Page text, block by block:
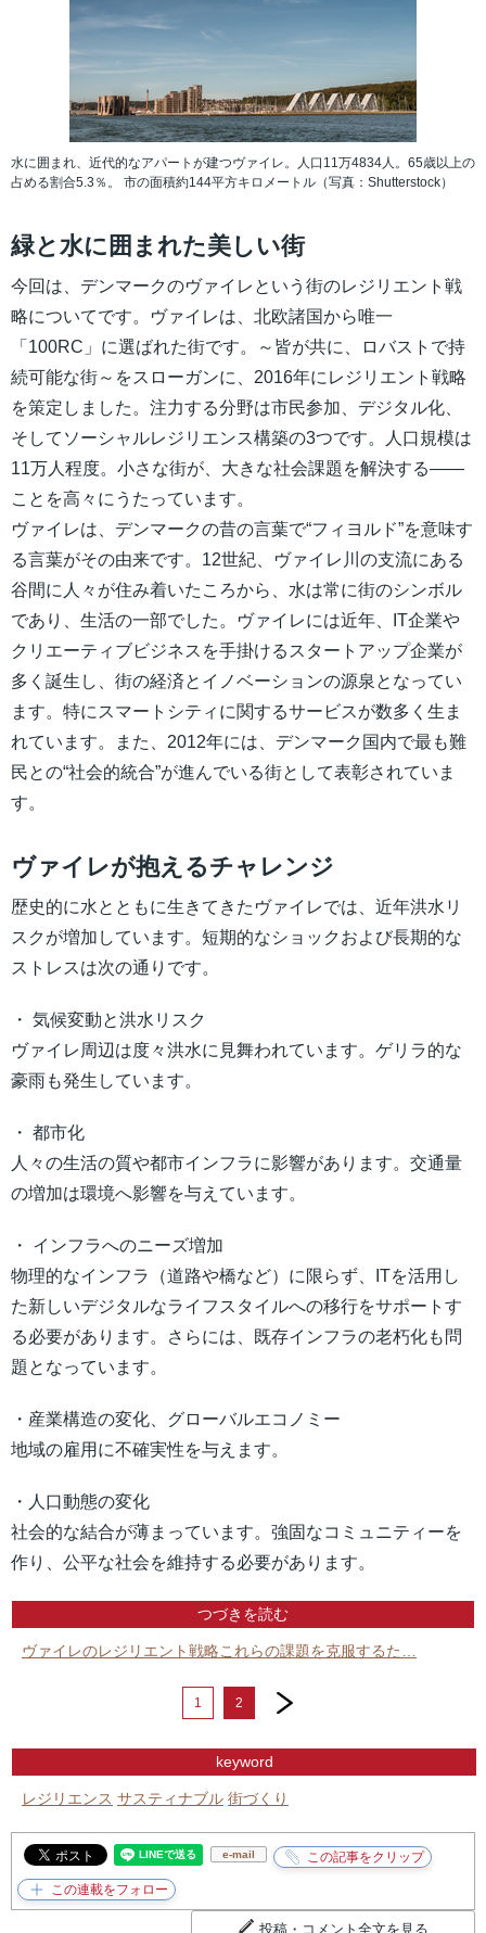
水に囲まれ、近代的なアパートが建つヴァイレ。人口11万4834人。65歳以上の
占める割合5.3％。 市の面積約144平方キロメートル（写真：Shutterstock）
緑と水に囲まれた美しい街
今回は、デンマークのヴァイレという街のレジリエント戦
略についてです。ヴァイレは、北欧諸国から唯一
「100RC」に選ばれた街です。～皆が共に、ロバストで持
続可能な街～をスローガンに、2016年にレジリエント戦略
を策定しました。注力する分野は市民参加、デジタル化、
そしてソーシャルレジリエンス構築の3つです。人口規模は
11万人程度。小さな街が、大きな社会課題を解決する――
ことを高々にうたっています。
ヴァイレは、デンマークの昔の言葉で“フィヨルド”を意味す
る言葉がその由来です。12世紀、ヴァイレ川の支流にある
谷間に人々が住み着いたころから、水は常に街のシンボル
であり、生活の一部でした。ヴァイレには近年、IT企業や
クリエーティブビジネスを手掛けるスタートアップ企業が
多く誕生し、街の経済とイノベーションの源泉となってい
ます。特にスマートシティに関するサービスが数多く生ま
れています。また、2012年には、デンマーク国内で最も難
民との“社会的統合”が進んでいる街として表彰されていま
す。
ヴァイレが抱えるチャレンジ
歴史的に水とともに生きてきたヴァイレでは、近年洪水リ
スクが増加しています。短期的なショックおよび長期的な
ストレスは次の通りです。
・ 気候変動と洪水リスク
ヴァイレ周辺は度々洪水に見舞われています。ゲリラ的な
豪雨も発生しています。
・ 都市化
人々の生活の質や都市インフラに影響があります。交通量
の増加は環境へ影響を与えています。
・ インフラへのニーズ増加
物理的なインフラ（道路や橋など）に限らず、ITを活用し
た新しいデジタルなライフスタイルへの移行をサポートす
る必要があります。さらには、既存インフラの老朽化も問
題となっています。
・産業構造の変化、グローバルエコノミー
地域の雇用に不確実性を与えます。
・人口動態の変化
社会的な結合が薄まっています。強固なコミュニティーを
作り、公平な社会を維持する必要があります。
つづきを読む
ヴァイレのレジリエント戦略これらの課題を克服するた…
1 2
next
keyword
レジリエンス サスティナブル 街づくり
e-mail
投稿・コメント全文を見る